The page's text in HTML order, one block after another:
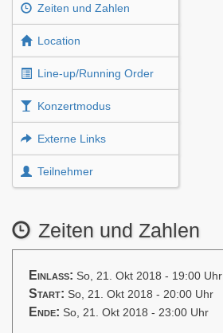
Zeiten und Zahlen
Location
Line-up/Running Order
Konzertmodus
Externe Links
Teilnehmer
Zeiten und Zahlen
Einlass: So, 21. Okt 2018 - 19:00 Uhr
Start: So, 21. Okt 2018 - 20:00 Uhr
Ende: So, 21. Okt 2018 - 23:00 Uhr